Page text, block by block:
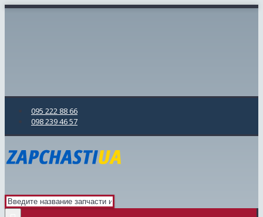
095 222 88 66
098 239 46 57